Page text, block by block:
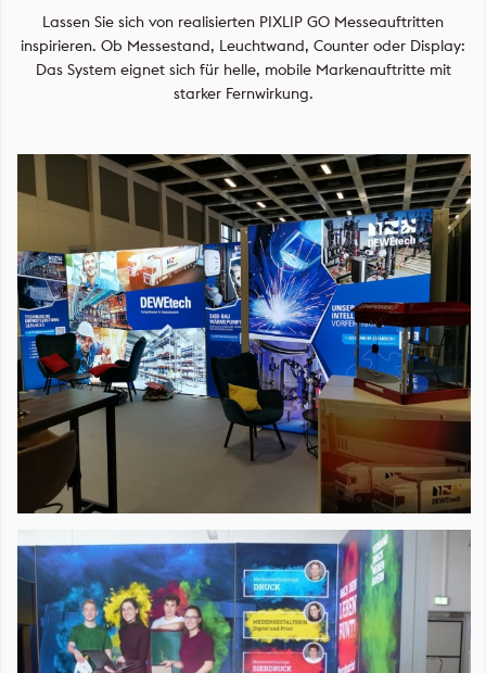
Lassen Sie sich von realisierten PIXLIP GO Messeauftritten
inspirieren. Ob Messestand, Leuchtwand, Counter oder Display:
Das System eignet sich für helle, mobile Markenauftritte mit
starker Fernwirkung.